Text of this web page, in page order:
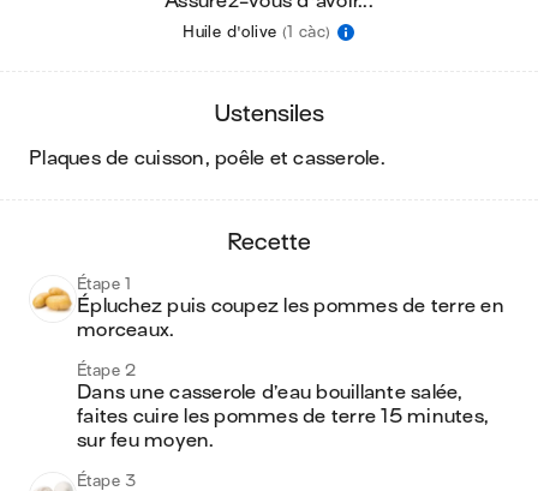
Huile d'olive (1 càc)
ustensiles
plaques de cuisson, poêle et casserole.
recette
Étape 1
Épluchez puis coupez les pommes de terre en
morceaux.
Étape 2
Dans une casserole d’eau bouillante salée,
faites cuire les pommes de terre 15 minutes,
sur feu moyen.
Étape 3